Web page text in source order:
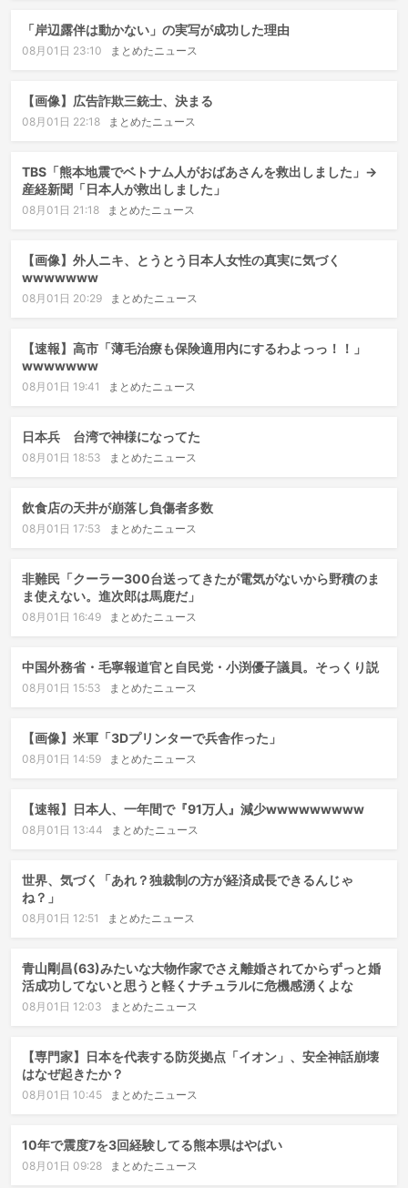
「岸辺露伴は動かない」の実写が成功した理由
08月01日 23:10 まとめたニュース
【画像】広告詐欺三銃士、決まる
08月01日 22:18 まとめたニュース
TBS「熊本地震でベトナム人がおばあさんを救出しました」→
産経新聞「日本人が救出しました」
08月01日 21:18 まとめたニュース
【画像】外人ニキ、とうとう日本人女性の真実に気づく
wwwwwww
08月01日 20:29 まとめたニュース
【速報】高市「薄毛治療も保険適用内にするわよっっ！！」
wwwwwww
08月01日 19:41 まとめたニュース
日本兵 台湾で神様になってた
08月01日 18:53 まとめたニュース
飲食店の天井が崩落し負傷者多数
08月01日 17:53 まとめたニュース
非難民「クーラー300台送ってきたが電気がないから野積のま
ま使えない。進次郎は馬鹿だ」
08月01日 16:49 まとめたニュース
中国外務省・毛寧報道官と自民党・小渕優子議員。そっくり説
08月01日 15:53 まとめたニュース
【画像】米軍「3Dプリンターで兵舎作った」
08月01日 14:59 まとめたニュース
【速報】日本人、一年間で『91万人』減少wwwwwwwww
08月01日 13:44 まとめたニュース
世界、気づく「あれ？独裁制の方が経済成長できるんじゃ
ね？」
08月01日 12:51 まとめたニュース
青山剛昌(63)みたいな大物作家でさえ離婚されてからずっと婚
活成功してないと思うと軽くナチュラルに危機感湧くよな
08月01日 12:03 まとめたニュース
【専門家】日本を代表する防災拠点「イオン」、安全神話崩壊
はなぜ起きたか？
08月01日 10:45 まとめたニュース
10年で震度7を3回経験してる熊本県はやばい
08月01日 09:28 まとめたニュース